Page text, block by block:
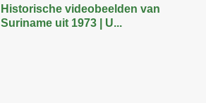
Historische videobeelden van
Suriname uit 1973 | U...